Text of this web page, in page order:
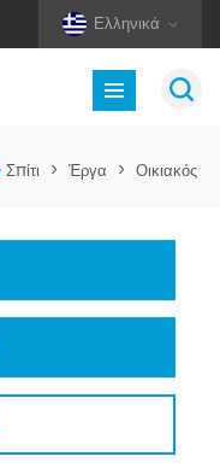
Ελληνικά
Σπίτι > Έργα > Οικιακός